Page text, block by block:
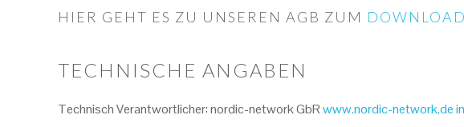
HIER GEHT ES ZU UNSEREN AGB ZUM DOWNLOAD
TECHNISCHE ANGABEN
Technisch Verantwortlicher: nordic-network GbRwww.nordic-network.de